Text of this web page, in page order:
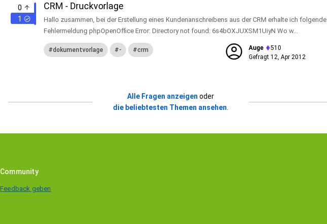
0
1
CRM - Druckvorlage
Hallo zusammen, bei der Erstellung eines Kundenanschreibens aus der CRM erhalte ich folgende
Fehlermeldung phpOpenOffice Error: Directory not found: 6s4bOXJUXSM1UiyN Wo w...
Auge
510
Gefragt 12, Apr 2012
dokumentvorlage - crm
Alle Fragen anzeigen oder
die beliebtesten Themen ansehen
Community
Feedback geben